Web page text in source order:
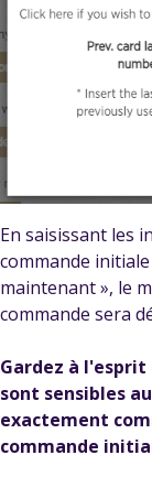
En saisissant les
commande
maintenant », le
commande sera
Gardez à l'esprit
sont sensibles
exactement
commande